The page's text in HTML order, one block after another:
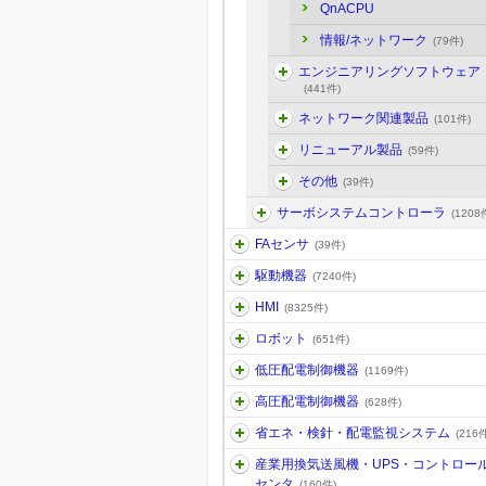
QnACPU
情報/ネットワーク (79件)
エンジニアリングソフトウェア
(441件)
ネットワーク関連製品 (101件)
リニューアル製品 (59件)
その他 (39件)
サーボシステムコントローラ (1208
FAセンサ (39件)
駆動機器 (7240件)
HMI (8325件)
ロボット (651件)
低圧配電制御機器 (1169件)
高圧配電制御機器 (628件)
省エネ・検針・配電監視システム (216
産業用換気送風機・UPS・コントロー